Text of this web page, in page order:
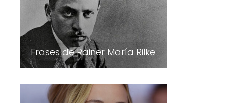
Frases de Rainer María Rilke